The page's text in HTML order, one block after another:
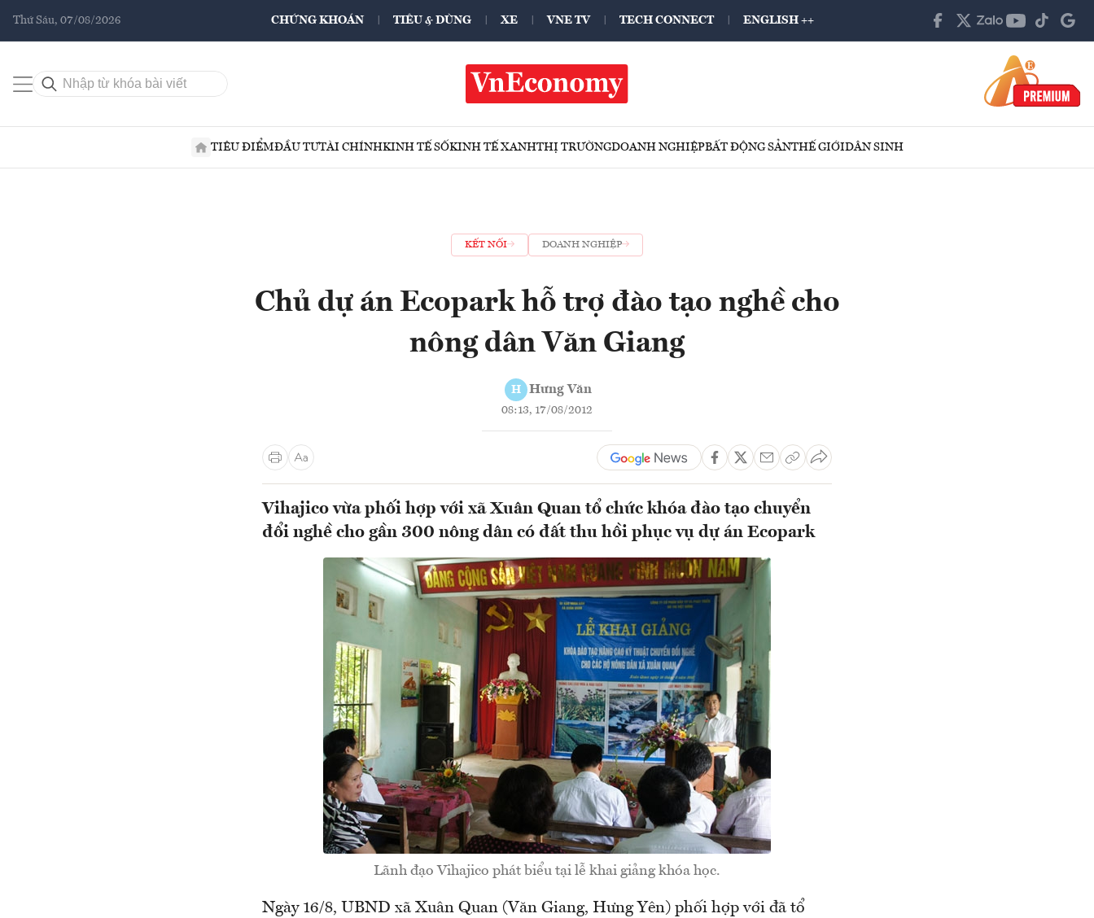
Thứ Sáu, 07/08/2026 CHỨNG KHOÁN TIÊU & DÙNG XE VNE TV TECH CONNECT ENGLISH ++
TIÊU ĐIỂMĐẦU TƯTÀI CHÍNHKINH TẾ SỐKINH TẾ XANHTHỊ TRƯỜNGDOANH NGHIỆPBẤT ĐỘNG SẢNTHẾ GIỚIDÂN SINH
KẾT NỐI DOANH NGHIỆP
Chủ dự án Ecopark hỗ trợ đào tạo nghề cho
nông dân Văn Giang
H Hưng Văn
08:13, 17/08/2012
Vihajico vừa phối hợp với xã Xuân Quan tổ chức khóa đào tạo chuyển
đổi nghề cho gần 300 nông dân có đất thu hồi phục vụ dự án Ecopark
Lãnh đạo Vihajico phát biểu tại lễ khai giảng khóa học.
Ngày 16/8, UBND xã Xuân Quan (Văn Giang, Hưng Yên) phối hợp với đã tổ